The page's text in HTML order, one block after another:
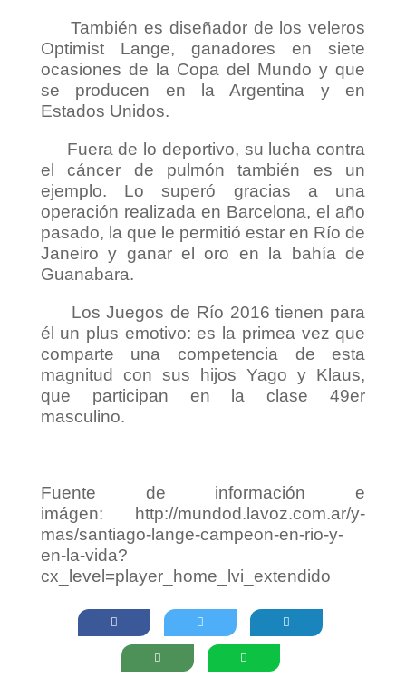
También es diseñador de los veleros
Optimist Lange, ganadores en siete
ocasiones de la Copa del Mundo y que
se producen en la Argentina y en
Estados Unidos.
Fuera de lo deportivo, su lucha contra
el cáncer de pulmón también es un
ejemplo. Lo superó gracias a una
operación realizada en Barcelona, el año
pasado, la que le permitió estar en Río de
Janeiro y ganar el oro en la bahía de
Guanabara.
Los Juegos de Río 2016 tienen para
él un plus emotivo: es la primea vez que
comparte una competencia de esta
magnitud con sus hijos Yago y Klaus,
que participan en la clase 49er
masculino.
Fuente de información e
imágen: http://mundod.lavoz.com.ar/y-
mas/santiago-lange-campeon-en-rio-y-
en-la-vida?
cx_level=player_home_lvi_extendido